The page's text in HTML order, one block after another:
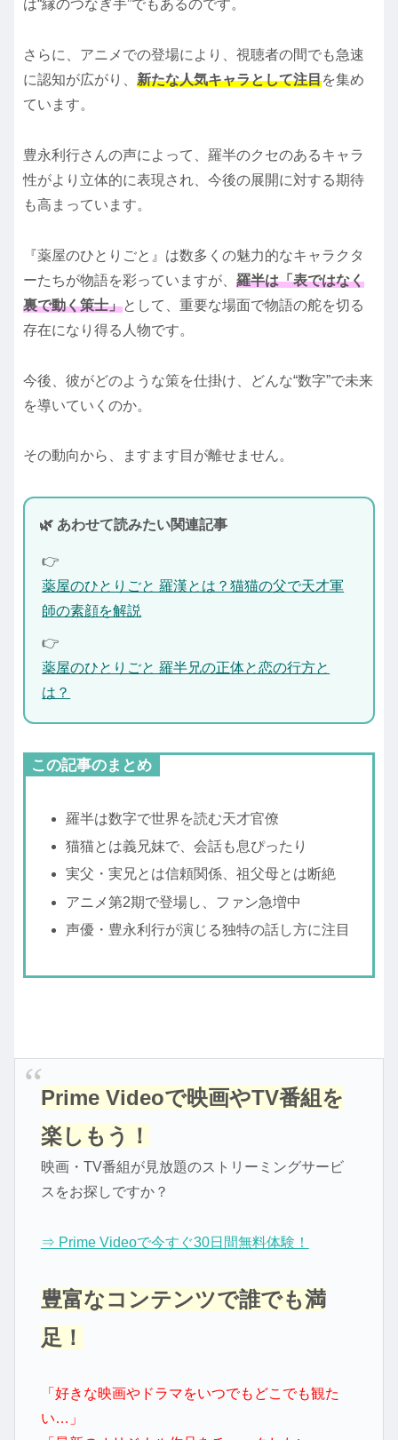
は“縁のつなぎ手”でもあるのです。
さらに、アニメでの登場により、視聴者の間でも急速
に認知が広がり、 新たな人気キャラとして注目を集め
ています。
豊永利行さんの声によって、羅半のクセのあるキャラ
性がより立体的に表現され、今後の展開に対する期待
も高まっています。
『薬屋のひとりごと』は数多くの魅力的なキャラクタ
ーたちが物語を彩っていますが、 羅半は「表ではなく
裏で動く策士」として、重要な場面で物語の舵を切る
存在になり得る人物です。
今後、彼がどのような策を仕掛け、どんな“数字”で未来
を導いていくのか。
その動向から、ますます目が離せません。
🌿 あわせて読みたい関連記事
👉
薬屋のひとりごと 羅漢とは？猫猫の父で天才軍
師の素顔を解説
👉
薬屋のひとりごと 羅半兄の正体と恋の行方と
は？
この記事のまとめ
羅半は数字で世界を読む天才官僚
猫猫とは義兄妹で、会話も息ぴったり
実父・実兄とは信頼関係、祖父母とは断絶
アニメ第2期で登場し、ファン急増中
声優・豊永利行が演じる独特の話し方に注目
Prime Videoで映画やTV番組を
楽しもう！
映画・TV番組が見放題のストリーミングサービ
スをお探しですか？
⇒ Prime Videoで今すぐ30日間無料体験！
豊富なコンテンツで誰でも満
足！
「好きな映画やドラマをいつでもどこでも観た
い…」